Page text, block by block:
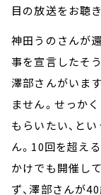
目の放送をお聴
神田うのさんが
事を宣言したそ
澤部さんがいま
ません。せっか
もらいたい、と
ん。10回を超え
かけでも開催し
ず、澤部さんが